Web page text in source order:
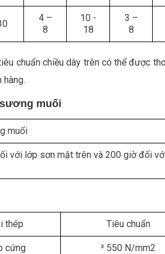
4 –
8
10 -
18
3 –
8
chuẩn chiều dày trên có thể được
hàng.
muối
muối
với lớp sơn mặt trên và 200 giờ đối
thép Tiêu chuẩn
cứng ³ 550 N/mm2